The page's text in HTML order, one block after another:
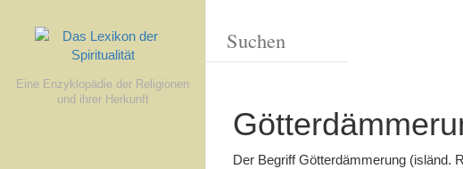
Eine Enzyklopädie der Religionen
und ihrer Herkunft
Der Begriff Götterdämmerung (isländ.